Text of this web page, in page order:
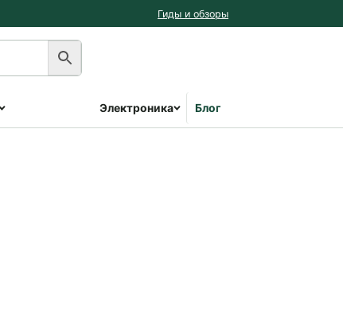
Гиды и обзоры
Электроника Блог